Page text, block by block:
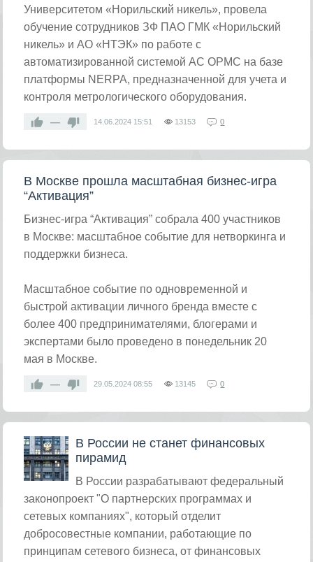
Университетом «Норильский никель», провела
обучение сотрудников ЗФ ПАО ГМК «Норильский
никель» и АО «НТЭК» по работе с
автоматизированной системой АС ОРМС на базе
платформы NERPA, предназначенной для учета и
контроля метрологического оборудования.
— 14.06.2024 15:51 13153 0
В Москве прошла масштабная бизнес-игра
“Активация”
Бизнес-игра “Активация” собрала 400 участников
в Москве: масштабное событие для нетворкинга и
поддержки бизнеса.
Масштабное событие по одновременной и
быстрой активации личного бренда вместе с
более 400 предпринимателями, блогерами и
экспертами было проведено в понедельник 20
мая в Москве.
— 29.05.2024 08:55 13145 0
В России не станет финансовых
пирамид
В России разрабатывают федеральный
законопроект "О партнерских программах и
сетевых компаниях", который отделит
добросовестные компании, работающие по
принципам сетевого бизнеса, от финансовых